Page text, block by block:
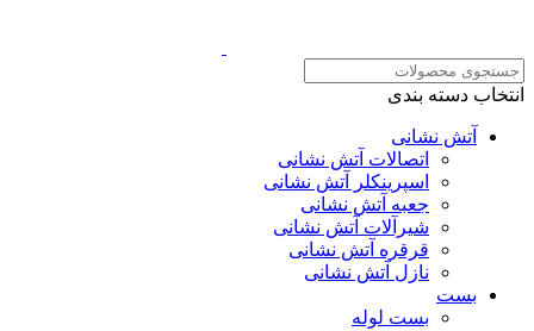
انتخاب دسته بندی
آتش نشانی
اتصالات آتش نشانی
اسپرینکلر آتش نشانی
جعبه آتش نشانی
شیرآلات آتش نشانی
قرقره آتش نشانی
نازل آتش نشانی
بست
بست لوله